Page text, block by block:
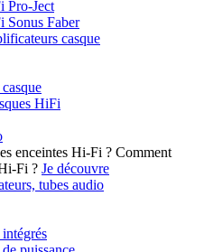
Pro-Ject
Sonus Faber
casque
HiFi
Comment
Fi ? Je découvre
tubes audio